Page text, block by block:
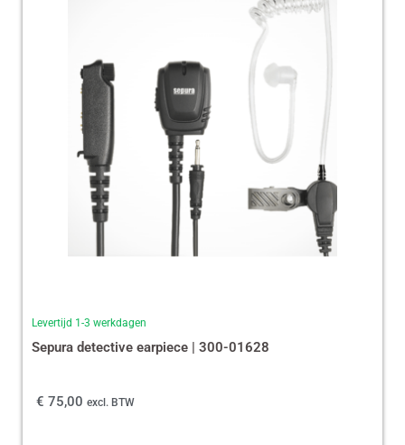
Levertijd 1-3 werkdagen
Sepura detective earpiece | 300-01628
€ 75,00 excl. BTW